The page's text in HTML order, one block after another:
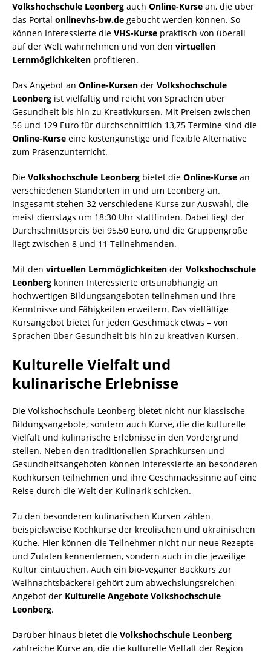
Volkshochschule Leonberg auch Online-Kurse an, die über
das Portal onlinevhs-bw.de gebucht werden können. So
können Interessierte die VHS-Kurse praktisch von überall
auf der Welt wahrnehmen und von den virtuellen
Lernmöglichkeiten profitieren.
Das Angebot an Online-Kursen der Volkshochschule
Leonberg ist vielfältig und reicht von Sprachen über
Gesundheit bis hin zu Kreativkursen. Mit Preisen zwischen
56 und 129 Euro für durchschnittlich 13,75 Termine sind die
Online-Kurse eine kostengünstige und flexible Alternative
zum Präsenzunterricht.
Die Volkshochschule Leonberg bietet die Online-Kurse an
verschiedenen Standorten in und um Leonberg an.
Insgesamt stehen 32 verschiedene Kurse zur Auswahl, die
meist dienstags um 18:30 Uhr stattfinden. Dabei liegt der
Durchschnittspreis bei 95,50 Euro, und die Gruppengröße
liegt zwischen 8 und 11 Teilnehmenden.
Mit den virtuellen Lernmöglichkeiten der Volkshochschule
Leonberg können Interessierte ortsunabhängig an
hochwertigen Bildungsangeboten teilnehmen und ihre
Kenntnisse und Fähigkeiten erweitern. Das vielfältige
Kursangebot bietet für jeden Geschmack etwas – von
Sprachen über Gesundheit bis hin zu kreativen Kursen.
Kulturelle Vielfalt und
kulinarische Erlebnisse
Die Volkshochschule Leonberg bietet nicht nur klassische
Bildungsangebote, sondern auch Kurse, die die kulturelle
Vielfalt und kulinarische Erlebnisse in den Vordergrund
stellen. Neben den traditionellen Sprachkursen und
Gesundheitsangeboten können Interessierte an besonderen
Kochkursen teilnehmen und ihre Geschmackssinne auf eine
Reise durch die Welt der Kulinarik schicken.
Zu den besonderen kulinarischen Kursen zählen
beispielsweise Kochkurse der kreolischen und ukrainischen
Küche. Hier können die Teilnehmer nicht nur neue Rezepte
und Zutaten kennenlernen, sondern auch in die jeweilige
Kultur eintauchen. Auch ein bio-veganer Backkurs zur
Weihnachtsbäckerei gehört zum abwechslungsreichen
Angebot der Kulturelle Angebote Volkshochschule
Leonberg.
Darüber hinaus bietet die Volkshochschule Leonberg
zahlreiche Kurse an, die die kulturelle Vielfalt der Region